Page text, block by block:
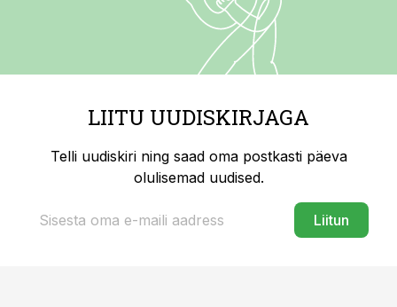
LIITU UUDISKIRJAGA
Telli uudiskiri ning saad oma postkasti päeva
olulisemad uudised.
Liitun